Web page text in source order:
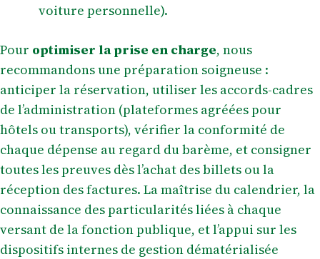
voiture personnelle).
Pour optimiser la prise en charge, nous
recommandons une préparation soigneuse :
anticiper la réservation, utiliser les accords-cadres
de l’administration (plateformes agréées pour
hôtels ou transports), vérifier la conformité de
chaque dépense au regard du barème, et consigner
toutes les preuves dès l’achat des billets ou la
réception des factures. La maîtrise du calendrier, la
connaissance des particularités liées à chaque
versant de la fonction publique, et l’appui sur les
dispositifs internes de gestion dématérialisée